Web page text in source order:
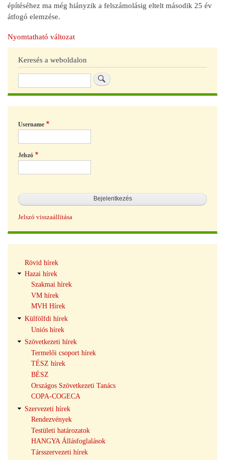
építéséhez ma még hiányzik a felszámolásig eltelt második 25 év
átfogó elemzése.
Nyomtatható változat
Keresés a weboldalon
Username
Jelszó
Jelszó visszaállítása
navigáció
Rövid hírek
Hazai hírek
Szakmai hírek
VM hírek
MVH Hírek
Külfölfdi hírek
Uniós hírek
Szövetkezeti hírek
Termelői csoport hírek
TÉSZ hírek
BÉSZ
Országos Szövetkezeti Tanács
COPA-COGECA
Szervezeti hírek
Rendezvények
Testületi határozatok
HANGYA Állásfoglalások
Társszervezeti hírek